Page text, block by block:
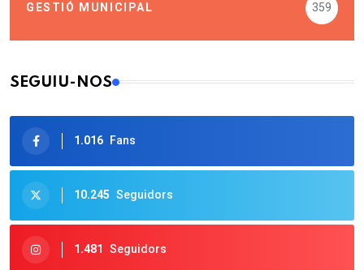
GESTIÓ MUNICIPAL 359
SEGUIU-NOS
1.016 Fans
10.245 Seguidors
1.481 Seguidors